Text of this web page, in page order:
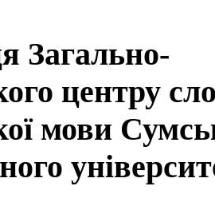
Загально-
центру
мови